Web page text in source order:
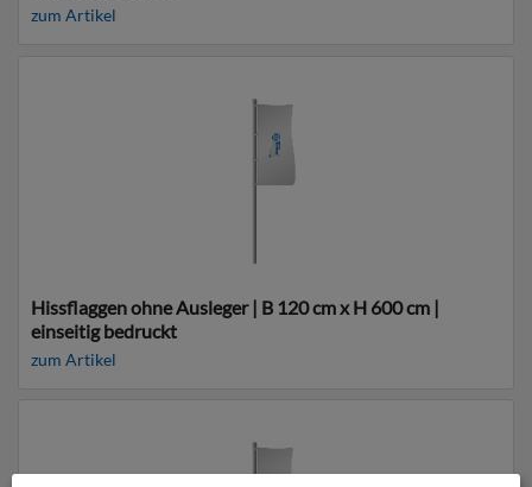
zum Artikel
Hissflaggen ohne Ausleger | B 120 cm x H 600 cm |
einseitig bedruckt
zum Artikel